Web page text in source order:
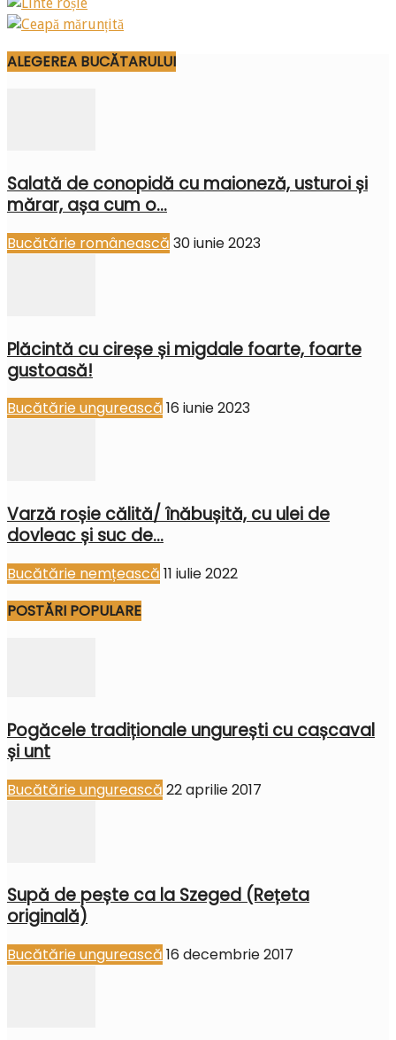
ALEGEREA BUCĂTARULUI
Salată de conopidă cu maioneză, usturoi și
mărar, așa cum o...
Bucătărie românească 30 iunie 2023
Plăcintă cu cireșe și migdale foarte, foarte
gustoasă!
Bucătărie ungurească 16 iunie 2023
Varză roșie călită/ înăbușită, cu ulei de
dovleac și suc de...
Bucătărie nemțească 11 iulie 2022
POSTĂRI POPULARE
Pogăcele tradiționale ungurești cu cașcaval
și unt
Bucătărie ungurească 22 aprilie 2017
Supă de pește ca la Szeged (Rețeta
originală)
Bucătărie ungurească 16 decembrie 2017